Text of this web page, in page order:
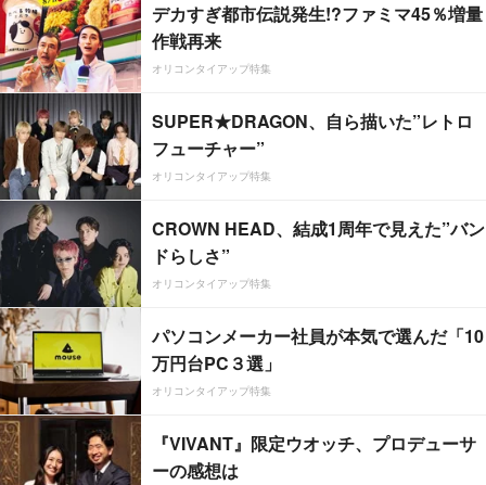
デカすぎ都市伝説発生!?ファミマ45％増量
作戦再来
オリコンタイアップ特集
SUPER★DRAGON、自ら描いた”レトロ
フューチャー”
オリコンタイアップ特集
CROWN HEAD、結成1周年で見えた”バン
ドらしさ”
オリコンタイアップ特集
パソコンメーカー社員が本気で選んだ「10
万円台PC３選」
オリコンタイアップ特集
『VIVANT』限定ウオッチ、プロデューサ
ーの感想は